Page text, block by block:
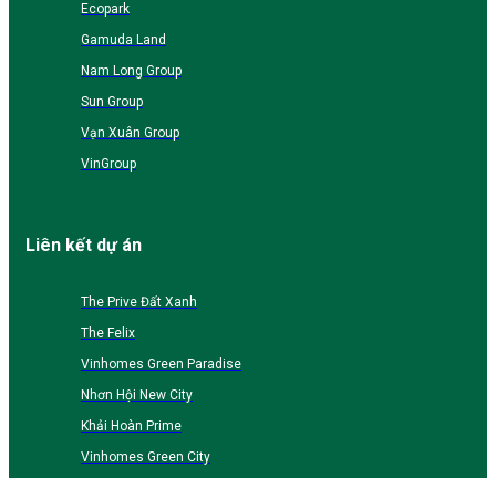
Ecopark
Gamuda Land
Nam Long Group
Sun Group
Vạn Xuân Group
VinGroup
Liên kết dự án
The Prive Đất Xanh
The Felix
Vinhomes Green Paradise
Nhơn Hội New City
Khải Hoàn Prime
Vinhomes Green City